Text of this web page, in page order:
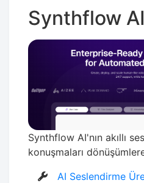
Synthflow AI
Synthflow AI'nın akıllı
konuşmaları
AI Seslendirme